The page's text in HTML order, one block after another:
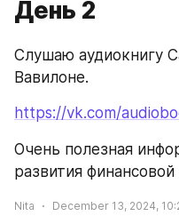
День 2
Слушаю аудиокнигу
Вавилоне.
https://vk.com/
Очень полезная
развития
Nita December 13, 2024,